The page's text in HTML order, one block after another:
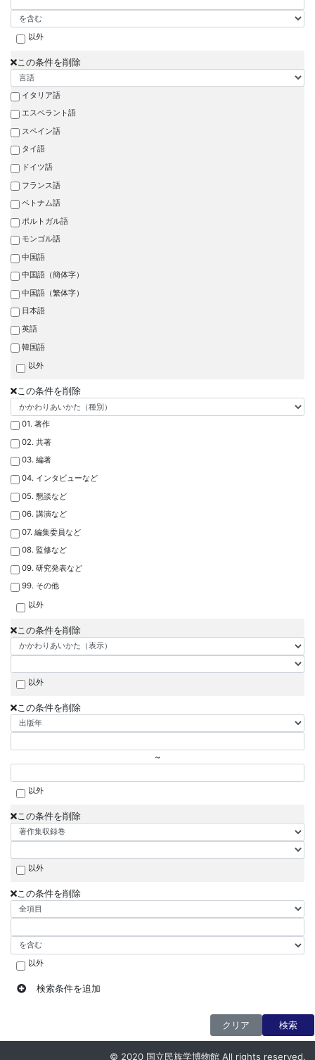
以外
この条件を削除
イタリア語
エスペラント語
スペイン語
タイ語
ドイツ語
フランス語
ベトナム語
ポルトガル語
モンゴル語
中国語
中国語（簡体字）
中国語（繁体字）
日本語
英語
韓国語
以外
この条件を削除
01. 著作
02. 共著
03. 編著
04. インタビューなど
05. 懇談など
06. 講演など
07. 編集委員など
08. 監修など
09. 研究発表など
99. その他
以外
この条件を削除
以外
この条件を削除
~
以外
この条件を削除
以外
この条件を削除
以外
検索条件を追加
クリア 検索
© 2020 国立民族学博物館 All rights reserved.